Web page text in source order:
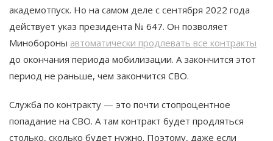
академотпуск. Но на самом деле с сентября 2022 года
действует указ президента № 647. Он позволяет
Минобороны автоматически продлевать все контракты
до окончания периода мобилизации. А закончится этот
период не раньше, чем закончится СВО.
Служба по контракту — это почти стопроцентное
попадание на СВО. А там контракт будет продляться
столько, сколько будет нужно. Поэтому, даже если